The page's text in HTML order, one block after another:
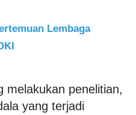
Lembaga
melakukan penelitian,
yang terjadi